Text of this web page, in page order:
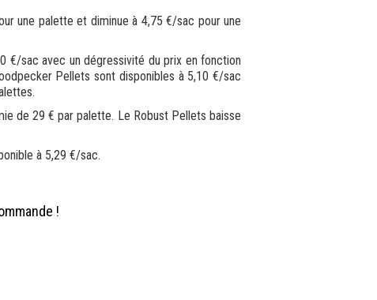
une palette et diminue à 4,75 €/sac pour une
€/sac avec un dégressivité du prix en fonction
Pellets sont disponibles à 5,10 €/sac
de 29 € par palette. Le Robust Pellets baisse
à 5,29 €/sac.
!